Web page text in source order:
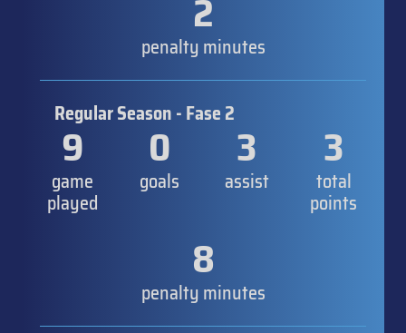
2
penalty minutes
Regular Season - Fase 2
9
game
played
0
goals
3
assist
3
total
points
8
penalty minutes